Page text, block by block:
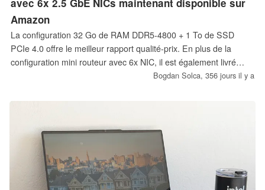
Amazon
La configuration 32 Go de RAM DDR5-4800 + 1 To de SSD
PCIe 4.0 offre le meilleur rapport qualité-prix. En plus de la
configuration mini routeur avec 6x NIC, il est également livré
avec une sélection de ports robustes, y compris Thunderbolt 4 et
Bogdan Solca, 356 jours il y a